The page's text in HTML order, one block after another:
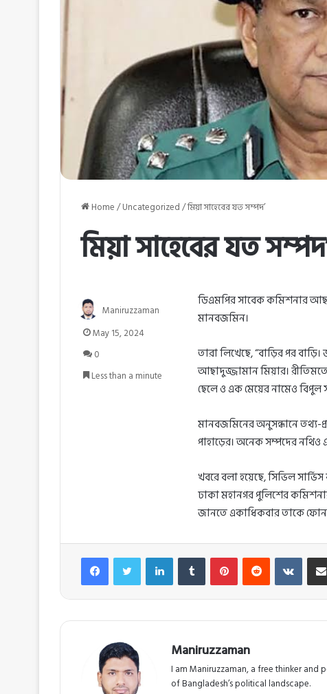
Home/Uncategorized/মিয়া সাহেবের যত সম্পদ’
মিয়া সাহেবের যত
ডিএমপির সাবেক কমিশনার
মানবজমিন।
তারা লিখেছে, “বাড়ির পর
আছাদুজ্জামান মিয়ার।
ছেলে ও এক মেয়ের নামেও বিপুল
মানবজমিনের অনুসন্ধানে তথ্য-
পাহাড়ের। অনেক সম্পদের নথিও
খবরে বলা হয়েছে, সিভিল
ঢাকা মহানগর পুলিশের
জানতে একাধিকবার তাকে ফোন
Maniruzzaman
May 15, 2024
0
Less than a minute
FacebookTwitter LinkedInTumblr PinterestReddit
Maniruzzaman
I am Maniruzzaman, a free thinker
of Bangladesh’s political landscape.